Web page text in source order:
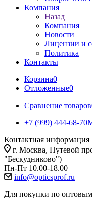
Компания
Назад
Компания
Новости
Лицензии и
Политика
Контакты
Корзина0
Отложенные0
Сравнение товаров
+7 (999) 444-68-70
Контактная информация
г. Москва, Путевой
"Бескудниково")
Пн-Пт 10.00-18.00
info@opticsprof.ru
Для покупки по